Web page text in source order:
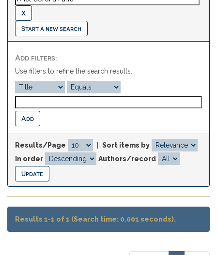
Start a new search
Add filters:
Use filters to refine the search results.
Results/Page
Sort items by
In order
Authors/record
Results 1-1 of 1 (Search time: 0.001 seconds).